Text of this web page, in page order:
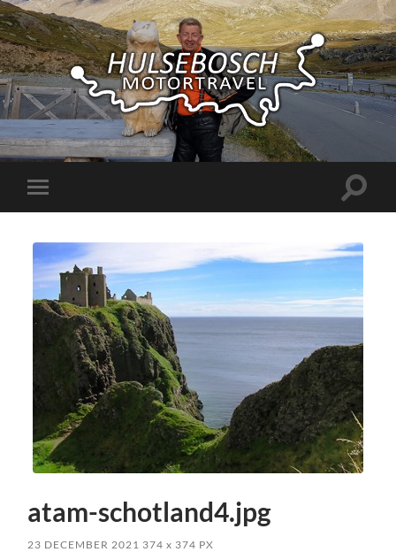
Hulsebosch
Motortravel
Toggle
mobiel
Toggle
atam-schotland4.jpg
23 DECEMBER 2021 374x 374 PX